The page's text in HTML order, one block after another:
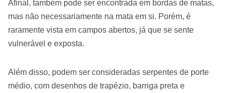
Afinal, também pode ser encontrada em bordas de matas,
mas não necessariamente na mata em si. Porém, é
raramente vista em campos abertos, já que se sente
vulnerável e exposta.
Além disso, podem ser consideradas serpentes de porte
médio, com desenhos de trapézio, barriga preta e